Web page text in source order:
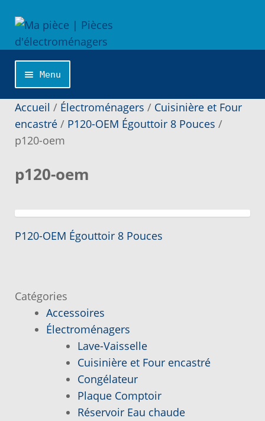
Aller
à
la
navigation
Aller
au
contenu
Menu
Accueil
Catégories
Cliquer sur la marque désirée pour une
Commande
Demande de parution
Enquiry Cart
Informations pour la livraison ou la cueillette
Joindre le Service à la Clientèle
Accueil / Électroménagers / Cuisinière et Four
encastré/ P120-OEM Égouttoir 8 Pouces /
p120-oem
p120-oem
Navigation
l’article
Article
P120-OEM Égouttoir 8 Pouces
Catégories
Accessoires
Électroménagers
Lave-Vaisselle
Cuisinière et Four encastré
Congélateur
Plaque Comptoir
Réservoir Eau chaude